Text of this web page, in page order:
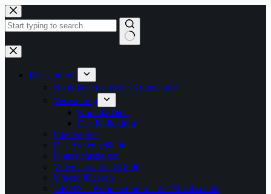
Zum
Inhalt
springen
Keine
Ergebnisse
Das sind wir
Neuigkeiten aus der Kruppstraße
Verwaltung
Kontaktdaten
Das Kollegium
Innenräume
Das Außengelände
Unterrichtszeiten
Videos von der Schule
Unsere Klassen
JeKITS – Kooperation mit der Musikschule